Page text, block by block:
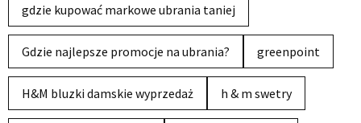
gdzie kupować markowe ubrania taniej
Gdzie najlepsze promocje na ubrania? greenpoint
H&M bluzki damskie wyprzedaż h & m swetry